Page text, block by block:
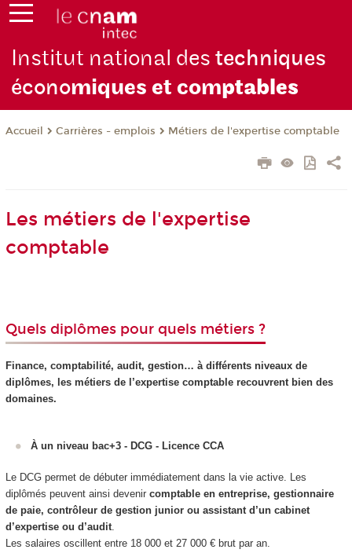
Institut national destechniques
économiques et comptables
Accueil Carrières - emplois Métiers de l'expertise comptable
Les métiers de l'expertise
comptable
Quels diplômes pour quels métiers ?
Finance, comptabilité, audit, gestion… à différents niveaux de
diplômes, les métiers de l’expertise comptable recouvrent bien des
domaines.
À un niveau bac+3 - DCG - Licence CCA
Le DCG permet de débuter immédiatement dans la vie active. Les
diplômés peuvent ainsi devenir comptable en entreprise, gestionnaire
de paie, contrôleur de gestion junior ou assistant d’un cabinet
d’expertise ou d’audit.
Les salaires oscillent entre 18 000 et 27 000 € brut par an.